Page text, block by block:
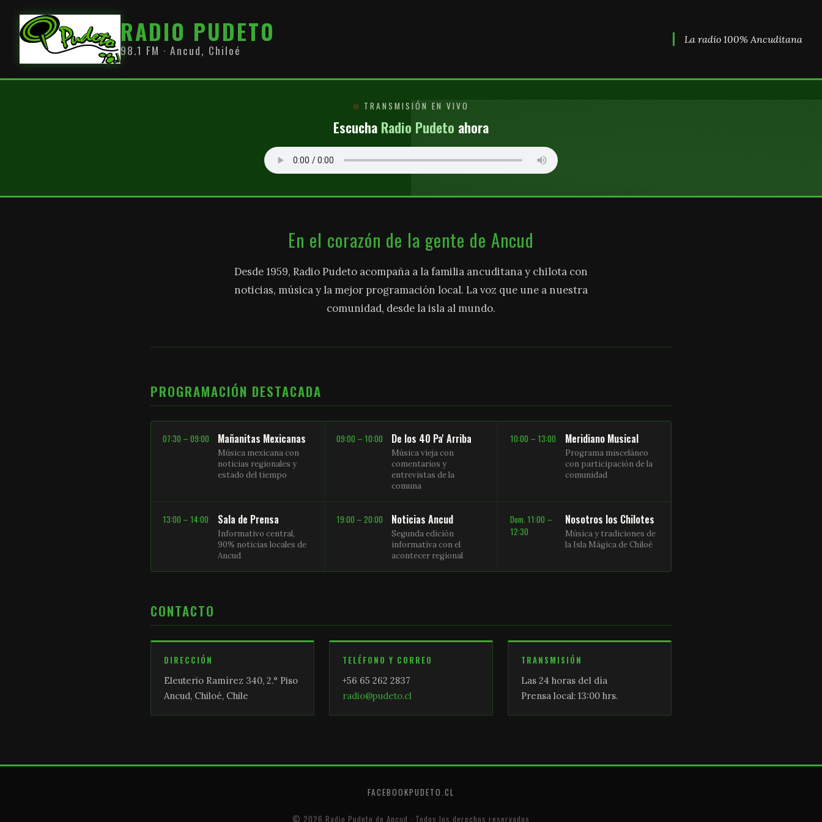
RADIO PUDETO
98.1 FM · Ancud, Chiloé
La radio 100% Ancuditana
TRANSMISIÓN EN VIVO
Escucha Radio Pudeto ahora
En el corazón de la gente de Ancud
Desde 1959, Radio Pudeto acompaña a la familia ancuditana y chilota con
noticias, música y la mejor programación local. La voz que une a nuestra
comunidad, desde la isla al mundo.
PROGRAMACIÓN DESTACADA
07:30 – 09:00 Mañanitas Mexicanas
Música mexicana con
noticias regionales y
estado del tiempo
09:00 – 10:00 De los 40 Pa' Arriba
Música vieja con
comentarios y
entrevistas de la
comuna
10:00 – 13:00 Meridiano Musical
Programa misceláneo
con participación de la
comunidad
13:00 – 14:00 Sala de Prensa
Informativo central,
90% noticias locales de
Ancud
19:00 – 20:00 Noticias Ancud
Segunda edición
informativa con el
acontecer regional
Dom. 11:00 –
12:30
Nosotros los Chilotes
Música y tradiciones de
la Isla Mágica de Chiloé
CONTACTO
DIRECCIÓN
Eleuterio Ramírez 340, 2.° Piso
Ancud, Chiloé, Chile
TELÉFONO Y CORREO
+56 65 262 2837
radio@pudeto.cl
TRANSMISIÓN
Las 24 horas del día
Prensa local: 13:00 hrs.
FACEBOOKPUDETO.CL
© 2026 Radio Pudeto de Ancud · Todos los derechos reservados